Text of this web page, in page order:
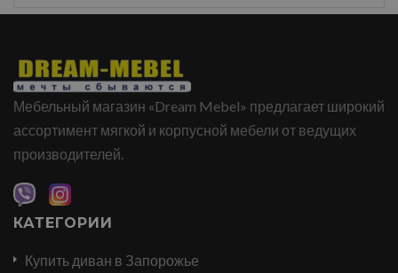
Мебельный магазин «Dream Mebel» предлагает широкий
ассортимент мягкой и корпусной мебели от ведущих
производителей.
КАТЕГОРИИ
Купить диван в Запорожье